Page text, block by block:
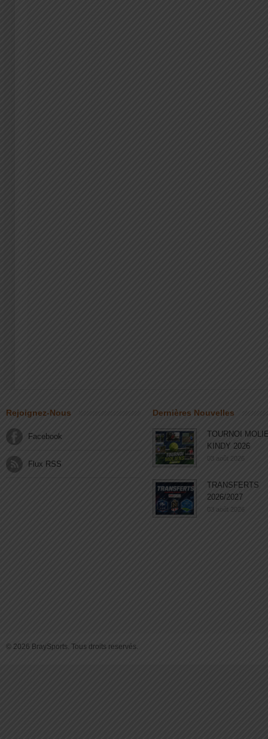
Rejoignez-Nous
Facebook
Flux RSS
Dernières Nouvelles
TOURNOI
KINDY 2026
03 août 2026
TRANSFERTS
2026/2027
03 août 2026
© 2026 BraySports. Tous droits reservés.